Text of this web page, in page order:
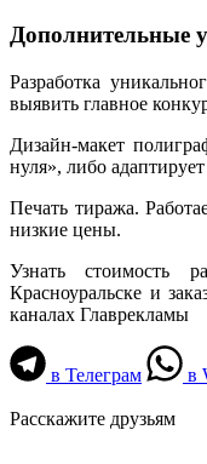
Дополнительные
Разработка
выявить главное
Дизайн-макет
нуля», либо
Печать тиража.
низкие цены.
Узнать стоимость
Красноуральске и
каналах Главрекламы
в Телеграм в
Расскажите друзьям